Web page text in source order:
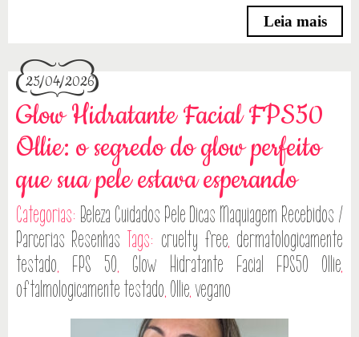
Leia mais
25/04/2026
Glow Hidratante Facial FPS50
Ollie: o segredo do glow perfeito
que sua pele estava esperando
Categorias: Beleza Cuidados Pele Dicas Maquiagem Recebidos /
Parcerias Resenhas Tags: cruelty free, dermatologicamente
testado, FPS 50, Glow Hidratante Facial FPS50 Ollie,
oftalmologicamente testado, Ollie,vegano